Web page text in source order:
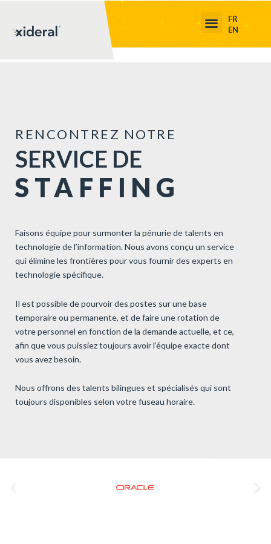
FR
EN
RENCONTREZ NOTRE
SERVICE DE
STAFFING
Faisons équipe pour surmonter la pénurie de talents en
technologie de l’information. Nous avons conçu un service
qui élimine les frontières pour vous fournir des experts en
technologie spécifique.
Il est possible de pourvoir des postes sur une base
temporaire ou permanente, et de faire une rotation de
votre personnel en fonction de la demande actuelle, et ce,
afin que vous puissiez toujours avoir l’équipe exacte dont
vous avez besoin.
Nous offrons des talents bilingues et spécialisés qui sont
toujours disponibles selon votre fuseau horaire.